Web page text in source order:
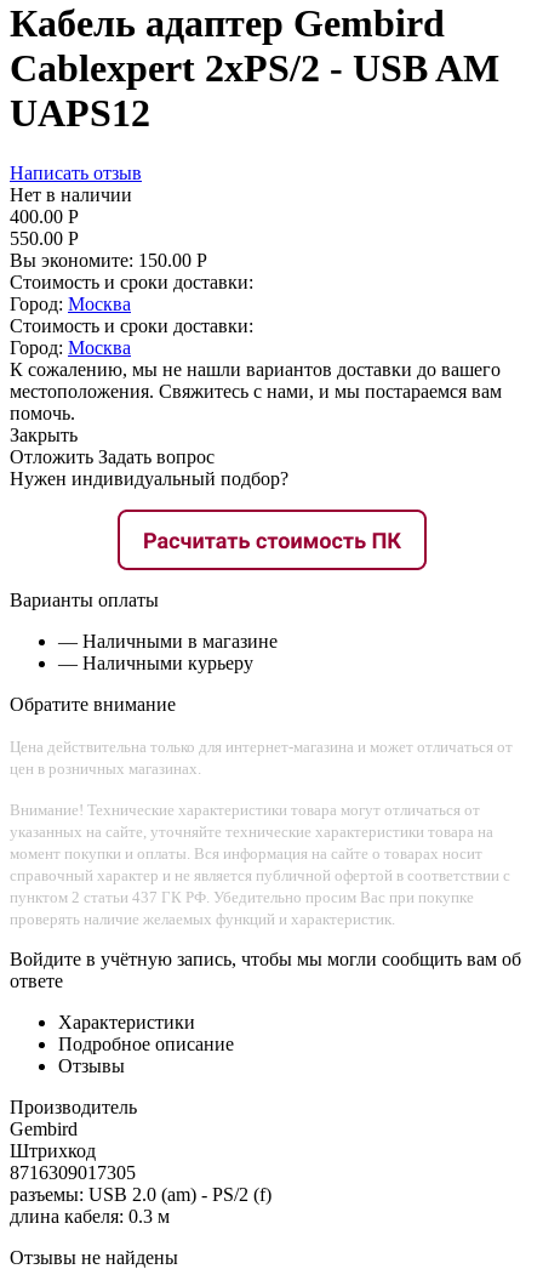
Кабель адаптер Gembird
Cablexpert 2xPS/2 - USB AM
UAPS12
Написать отзыв
Нет в наличии
400.00 Р
550.00 Р
Вы экономите: 150.00 Р
Стоимость и сроки доставки:
Город: Москва
Стоимость и сроки доставки:
Город: Москва
К сожалению, мы не нашли вариантов доставки до вашего
местоположения. Свяжитесь с нами, и мы постараемся вам
помочь.
Закрыть
Отложить Задать вопрос
Нужен индивидуальный подбор?
Варианты оплаты
— Наличными в магазине
— Наличными курьеру
Обратите внимание
Цена действительна только для интернет-магазина и может отличаться от
цен в розничных магазинах.
Внимание! Технические характеристики товара могут отличаться от
указанных на сайте, уточняйте технические характеристики товара на
момент покупки и оплаты. Вся информация на сайте о товарах носит
справочный характер и не является публичной офертой в соответствии с
пунктом 2 статьи 437 ГК РФ. Убедительно просим Вас при покупке
проверять наличие желаемых функций и характеристик.
Войдите в учётную запись, чтобы мы могли сообщить вам об
ответе
Характеристики
Подробное описание
Отзывы
Производитель
Gembird
Штрихкод
8716309017305
разъемы: USB 2.0 (am) - PS/2 (f)
длина кабеля: 0.3 м
Отзывы не найдены